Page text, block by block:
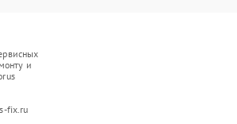
и
fix.ru